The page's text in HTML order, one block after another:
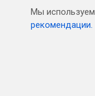
Мы используем
рекомендации.